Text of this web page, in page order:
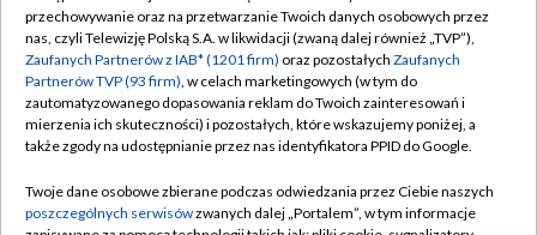
Abonament TVP
Emisja w TVP
Centrum informacji TVP
Naziemna Telewizja Cyfrowa
Rada Programowa
Regulamin TVP
Polityka prywatności
Moje zgody
Pomoc
Kontakt
przechowywanie oraz na przetwarzanie Twoich danych osobowych przez
nas, czyli Telewizję Polską S.A. w likwidacji (zwaną dalej również „TVP”),
Zaufanych Partnerów z IAB* (1201 firm) oraz pozostałych Zaufanych
Partnerów TVP (93 firm), w celach marketingowych (w tym do
zautomatyzowanego dopasowania reklam do Twoich zainteresowań i
mierzenia ich skuteczności) i pozostałych, które wskazujemy poniżej, a
także zgody na udostępnianie przez nas identyfikatora PPID do Google.
Twoje dane osobowe zbierane podczas odwiedzania przez Ciebie naszych
poszczególnych serwisówzwanych dalej „Portalem”, w tym informacje